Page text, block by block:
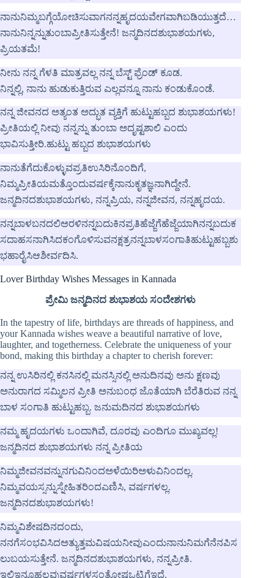
ನಾನುನಿಮ್ಮಬಗ್ಗೆಯೋಚಿಸುವಾಗನನ್ನಹೃದಯವೇಗವಾಗಿಬಡಿಯುತ್ತದೆ…
ನಾನುನಿನ್ನನ್ನುತುಂಬಾಪ್ರೀತಿಸುತ್ತೇನೆ! ಜನ್ಮದಿನದಶುಭಾಶಯಗಳು,
ಪ್ರಿಯತಮೆ!
ನೀನು ನನ್ನ ಗೆಳತಿ ಮಾತ್ರವಲ್ಲ ನನ್ನ ಬೆಸ್ಟ್ ಫ್ರೆಂಡ್ ಕೂಡ.
ನಿನ್ನಲ್ಲಿ, ನಾನು ಹುಡುಕುತ್ತಿರುವ ಎಲ್ಲವನ್ನೂ ನಾನು ಕಂಡುಕೊಂಡೆ.
ನನ್ನ ಜೀವನದ ಅತ್ಯಂತ ಅದ್ಭುತ ವ್ಯಕ್ತಿಗೆ ಹುಟ್ಟುಹಬ್ಬದ ಶುಭಾಶಯಗಳು!
ಪ್ರೀತಿಯಲ್ಲಿ ನೀವು ನನ್ನನ್ನು ತುಂಬಾ ಅದೃಷ್ಟಶಾಲಿ ಎಂದು
ಭಾವಿಸುತ್ತೀರಿ.ಹುಟ್ಟು ಹಬ್ಬದ ಶುಭಾಶಯಗಳು
ನಾನುತೆಗೆದುಕೊಳ್ಳುವಪ್ರತಿಉಸಿರಿನೊಂದಿಗೆ,
ನಿಮ್ಮಪ್ರೀತಿಯಮತ್ತೊಂದುವರ್ಷಕ್ಕೆನಾನುಕೃತಜ್ಞನಾಗಿದ್ದೇನೆ.
ಜನ್ಮದಿನದಶುಭಾಶಯಗಳು, ನನ್ನಪ್ರಿಯ, ನನ್ನಜೀವನ, ನನ್ನಹೃದಯ.
ನನ್ನಬಾಳಬನದಲಿಅರಳಿನನ್ನಬದುಕಿನಪ್ರತಿಹೆಜ್ಜೆಗೆಹೆಜ್ಜೆಯಾಗಿನನ್ನಬದುಕ
ಸದಾಹಸನಾಗಿಸಿದಕಂಗೊಳಿಸುವನಕ್ಷತ್ರನನ್ನಬಾಳಸಂಗಾತಿಹುಟ್ಟುಹಬ್ಬಶು
ಭಹಾರೈಸಿಆಶೀರ್ವದಿಸಿ.
Lover Birthday Wishes Messages in Kannada
ಪ್ರೇಮಿ ಜನ್ಮದಿನದ ಶುಭಾಶಯ ಸಂದೇಶಗಳು
In the tapestry of life, birthdays are threads of happiness, and
your Kannada wishes weave a beautiful narrative of love,
laughter, and togetherness. Celebrate the uniqueness of your
bond, making this birthday a chapter to cherish forever:
ನನ್ನ ಉಸಿರಿನಲ್ಲಿ ಕನಸಿನಲ್ಲಿ ಮನಸ್ಸಿನಲ್ಲಿ ಅನುದಿನವು ಅನು ಕ್ಷಣವು
ಅನುರಾಗದ ಸಮ್ಮಿಲನ ಪ್ರೀತಿ ಅನುಬಂಧ ಜೊತೆಯಾಗಿ ಬೆರೆತಿರುವ ನನ್ನ
ಬಾಳ ಸಂಗಾತಿ ಹುಟ್ಟುಹಬ್ಬ. ಜನುಮದಿನದ ಶುಭಾಶಯಗಳು
ನಮ್ಮ ಹೃದಯಗಳು ಒಂದಾಗಿವೆ, ದೂರವು ಎಂದಿಗೂ ಮುಖ್ಯವಲ್ಲ!
ಜನ್ಮದಿನದ ಶುಭಾಶಯಗಳು ನನ್ನ ಪ್ರೀತಿಯ
ನಿಮ್ಮಜೀವನವನ್ನುನಗುವಿನಿಂದಅಳೆಯಿರಿಅಳುವಿನಿಂದಲ್ಲ.
ನಿಮ್ಮವಯಸ್ಸನ್ನುಸ್ನೇಹಿತರಿಂದಎಣಿಸಿ, ವರ್ಷಗಳಲ್ಲ.
ಜನ್ಮದಿನದಶುಭಾಶಯಗಳು!
ನಿಮ್ಮವಿಶೇಷದಿನದಂದು,
ನನಗೆಸಂಭವಿಸಿದಅತ್ಯುತ್ತಮವಿಷಯನೀವುಎಂದುನಾನುನಿಮಗೆನೆನಪಿಸ
ಲುಬಯಸುತ್ತೇನೆ. ಜನ್ಮದಿನದಶುಭಾಶಯಗಳು, ನನ್ನಪ್ರೀತಿ.
ಇಲ್ಲಿಇನ್ನೂಹಲವುವರ್ಷಗಳಸಂತೋಷಒಟ್ಟಿಗೆಇದೆ.